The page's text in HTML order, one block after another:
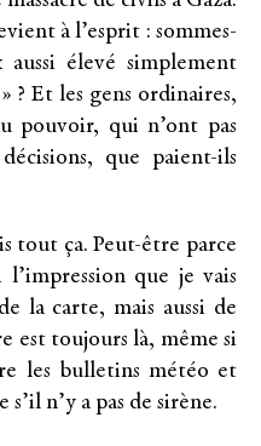
à l’esprit : sommes-
élevé simplement
? Et les gens ordinaires,
pouvoir, qui n’ont pas
que paient-ils
tout ça. Peut-être parce
que je vais
la carte, mais aussi de
est toujours là, même si
les bulletins météo et
n’y a pas de sirène.